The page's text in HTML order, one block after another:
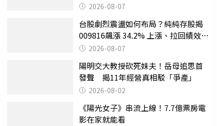
2026-08-07
台股劇烈震盪如何布局？純純存股揭
009816飆漲 34.2% 上漲、拉回績效勝
主動式ETF
2026-08-07
陽明交大教授砍死妹夫！岳母追思首
發聲 揭11年經營真相駁「爭產」
2026-08-02
《陽光女子》串流上線！7.7億票房電
影在家就能看